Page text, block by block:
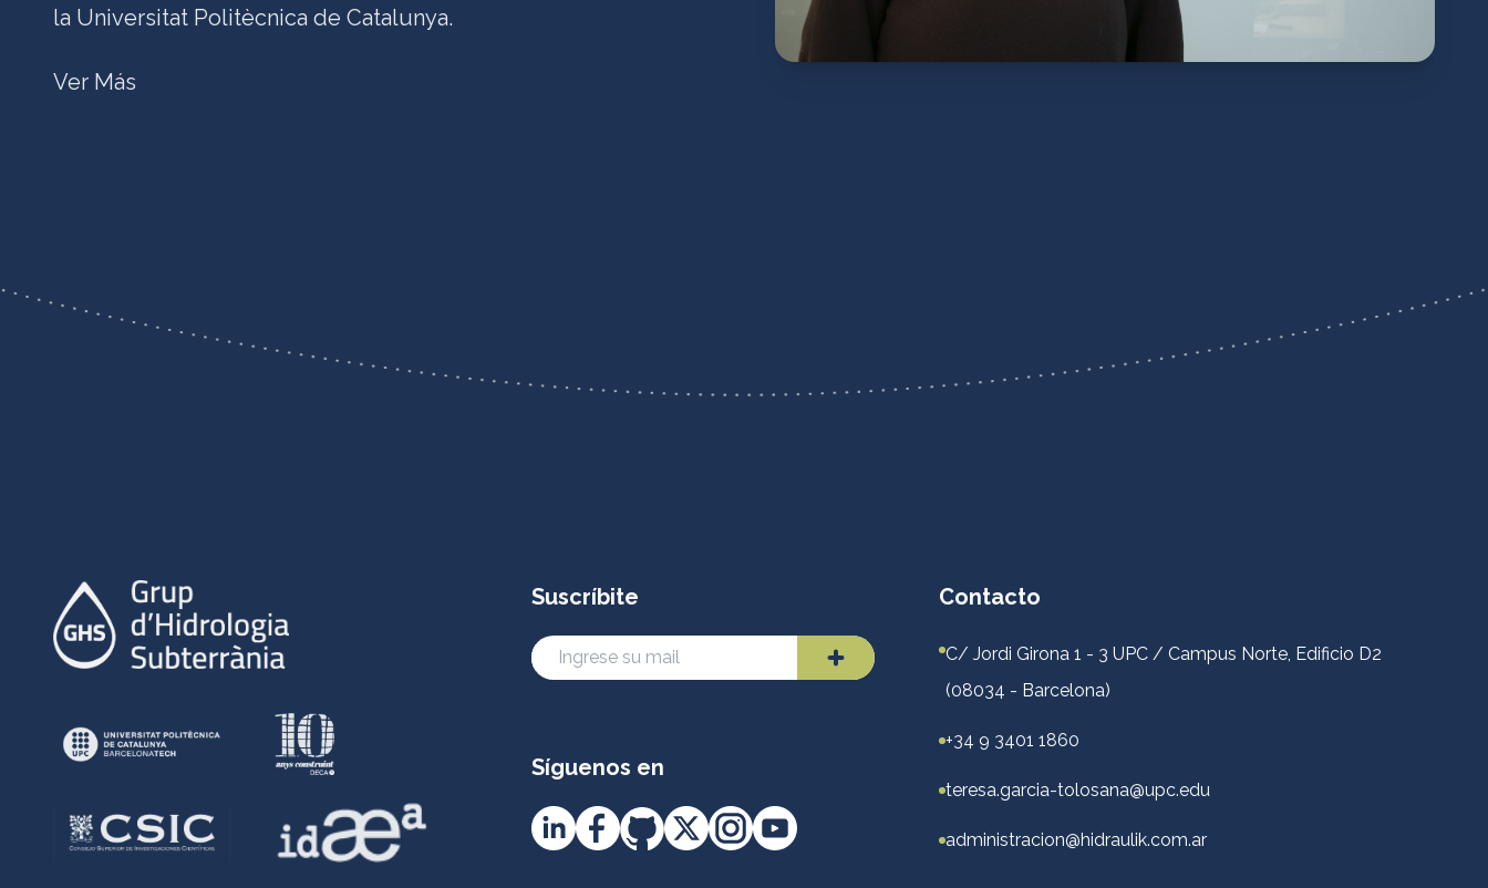
la Universitat Politècnica de Catalunya.
Ver Más
Suscríbite
Síguenos en
Contacto
C/ Jordi Girona 1 - 3 UPC / Campus Norte, Edificio D2
(08034 - Barcelona)
+34 9 3401 1860
teresa.garcia-tolosana@upc.edu
administracion@hidraulik.com.ar